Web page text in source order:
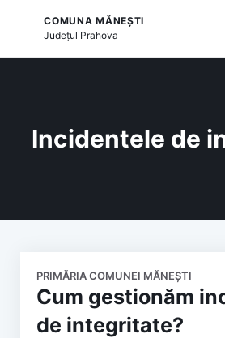
COMUNA MĂNEȘTI
Județul Prahova
Incidentele de
PRIMĂRIA COMUNEI MĂNEȘTI
Cum gestionăm
de integritate?